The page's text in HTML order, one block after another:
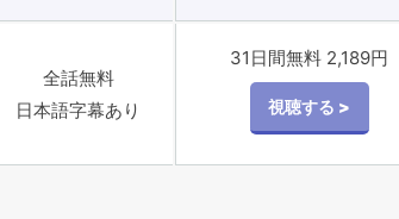
全話無料
日本語字幕あり
31日間無料 2,189円